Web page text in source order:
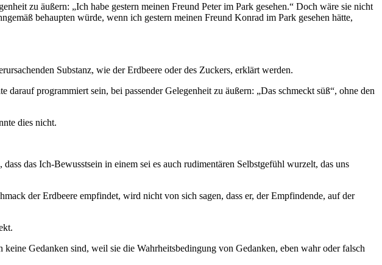
zu äußern: „Ich habe gestern meinen Freund Peter im Park gesehen.“ Doch wäre sie nicht
behaupten würde, wenn ich gestern meinen Freund Konrad im Park gesehen hätte,
Substanz, wie der Erdbeere oder des Zuckers, erklärt werden.
programmiert sein, bei passender Gelegenheit zu äußern: „Das schmeckt süß“, ohne den
dies nicht.
das Ich-Bewusstsein in einem sei es auch rudimentären Selbstgefühl wurzelt, das uns
der Erdbeere empfindet, wird nicht von sich sagen, dass er, der Empfindende, auf der
Gedanken sind, weil sie die Wahrheitsbedingung von Gedanken, eben wahr oder falsch